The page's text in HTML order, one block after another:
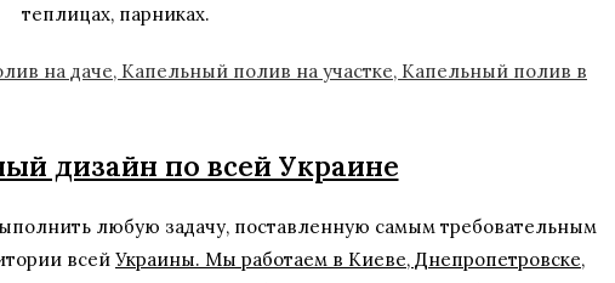
теплицах, парниках.
дизайн по всей Украине
любую задачу, поставленную самым требовательным
всей Украины. Мы работаем в Киеве, Днепропетровске,